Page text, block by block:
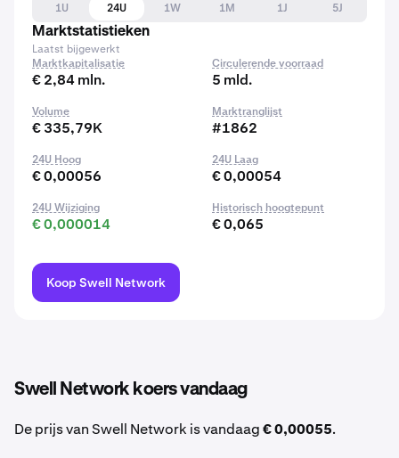
1U 24U 1W 1M 1J
5J
Marktstatistieken
Laatst bijgewerkt
Marktkapitalisatie
€ 2,84 mln.
Circulerende voorraad
5 mld.
Volume
€ 335,79K
Marktranglijst
#1862
24U Hoog
€ 0,00056
24U Laag
€ 0,00054
24U Wijziging
€ 0,000014
Historisch hoogtepunt
€ 0,065
Koop Swell Network
Swell Network koers vandaag
De prijs van Swell Network is vandaag€ 0,00055.